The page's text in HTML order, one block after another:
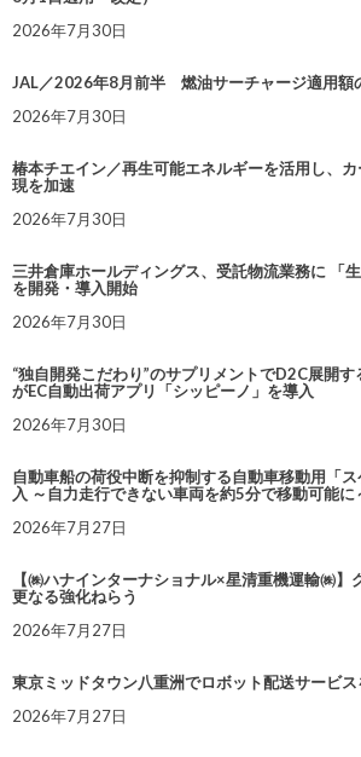
2026年7月30日
JAL／2026年8月前半 燃油サーチャージ適用額
2026年7月30日
椿本チエイン／再生可能エネルギーを活用し、
現を加速
2026年7月30日
三井倉庫ホールディングス、受託物流業務に 「
を開発・導入開始
2026年7月30日
“独自開発こだわり”のサプリメントでD2C展開す
がEC自動出荷アプリ「シッピーノ」を導入
2026年7月30日
自動車船の荷役中断を抑制する自動車移動用「
入 ～自力走行できない車両を約5分で移動可能に
2026年7月27日
【㈱ハナインターナショナル×星清重機運輸㈱
更なる強化ねらう
2026年7月27日
東京ミッドタウン八重洲でロボット配送サービ
2026年7月27日